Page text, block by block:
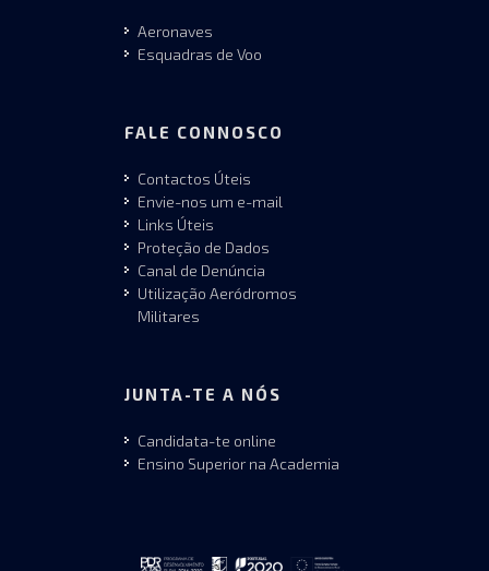
Aeronaves
Esquadras de Voo
FALE CONNOSCO
Contactos Úteis
Envie-nos um e-mail
Links Úteis
Proteção de Dados
Canal de Denúncia
Utilização Aeródromos
Militares
JUNTA-TE A NÓS
Candidata-te online
Ensino Superior na Academia